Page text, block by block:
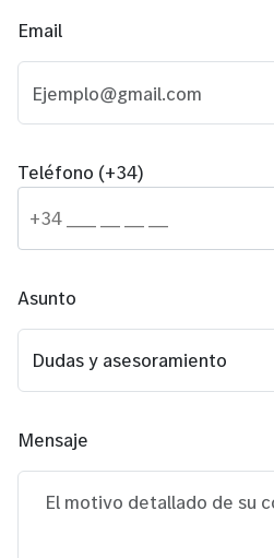
Email
Teléfono (+34)
Asunto
Mensaje